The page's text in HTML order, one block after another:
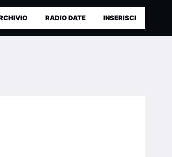
RADIO DATE INSERISCI